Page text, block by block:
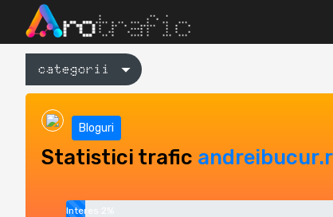
categorii
Bloguri
Statistici trafic
Interes 2%